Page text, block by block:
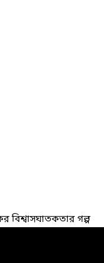
বিশ্বাসঘাতকতার গল্প